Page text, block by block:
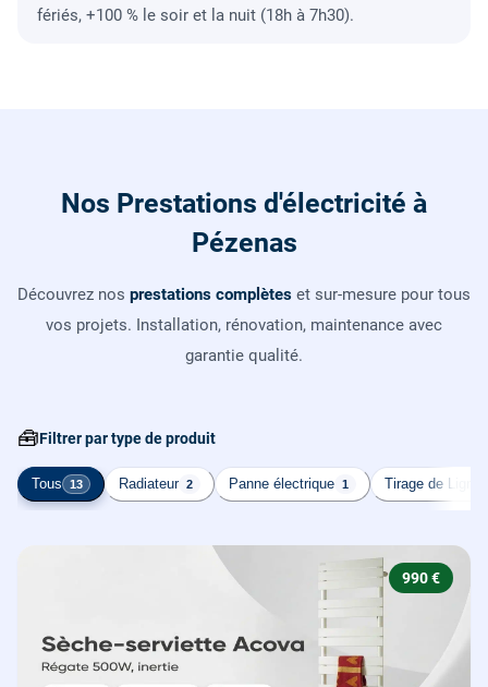
fériés, +100 % le soir et la nuit (18h à 7h30).
Nos Prestations d'électricité à
Pézenas
Découvrez nos prestations complètes et sur-mesure pour tous
vos projets. Installation, rénovation, maintenance avec
garantie qualité.
🧰Filtrer par type de produit
Tous 13 Radiateur 2 Panne électrique 1 Tirage de Ligne
990 €